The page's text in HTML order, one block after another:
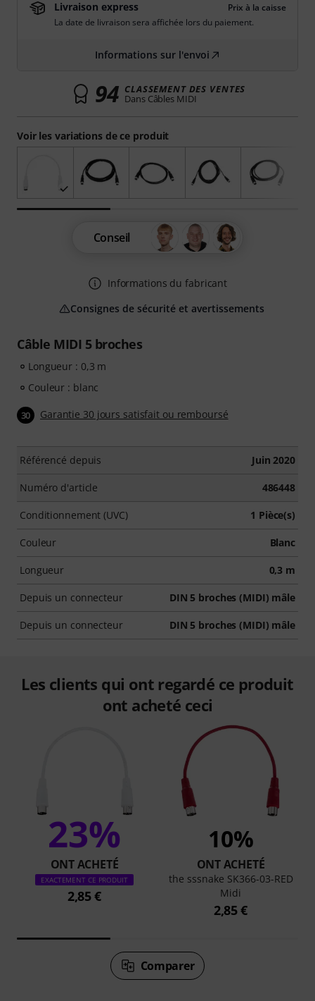
Câble MIDI 5 broches
Longueur : 0,3 m
Couleur : blanc
30 Garantie 30 jours satisfait ou remboursé
Référencé depuis Juin 2020
Numéro d'article 486448
Conditionnement (UVC) 1 Pièce(s)
Couleur Blanc
Longueur 0,3 m
Depuis un connecteur DIN 5 broches (MIDI) mâle
Depuis un connecteur DIN 5 broches (MIDI) mâle
Voir les variations de ce produit
Livraison express
Prix à la caisse
La date de livraison sera affichée lors du paiement.
Informations sur l'envoi
94 CLASSEMENT DES VENTES
Dans Câbles MIDI
Conseil
Informations du fabricant
Consignes de sécurité et avertissements
Les clients qui ont regardé ce produit
ont acheté ceci
23%
ONT ACHETÉ
EXACTEMENT CE PRODUIT
2,85 €
10%
ONT ACHETÉ
the sssnake SK366-03-RED
Midi
2,85 €
Comparer